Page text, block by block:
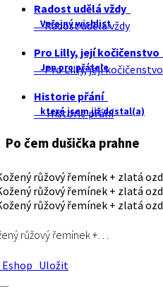
Radost udělá vždy
Veřejný wishlist
Radost udělá vždy
Pro Lilly, její kočičenstvo
Jen pro přátele
Pro Lilly, její kočičenstvo
Historie přání
které jsem již dostal(a)
Historie přání
Po čem dušička prahne
růžový řemínek +…
Uložit